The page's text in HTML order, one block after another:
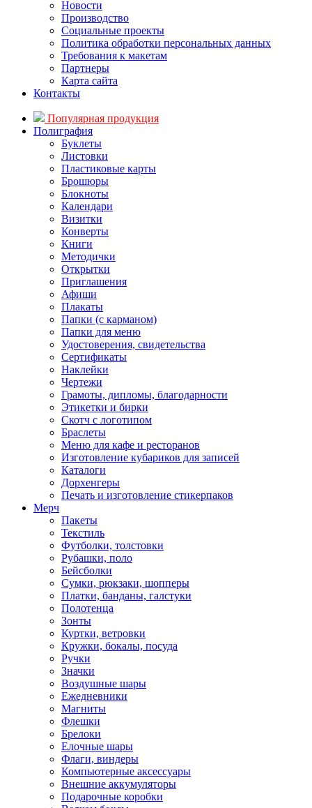
Новости
Производство
Социальные проекты
Политика обработки персональных данных
Требования к макетам
Партнеры
Карта сайта
Контакты
Популярная продукция
Полиграфия
Буклеты
Листовки
Пластиковые карты
Брошюры
Блокноты
Календари
Визитки
Конверты
Книги
Методички
Открытки
Приглашения
Афиши
Плакаты
Папки (с карманом)
Папки для меню
Удостоверения, свидетельства
Сертификаты
Наклейки
Чертежи
Грамоты, дипломы, благодарности
Этикетки и бирки
Скотч с логотипом
Браслеты
Меню для кафе и ресторанов
Изготовление кубариков для записей
Каталоги
Дорхенгеры
Печать и изготовление стикерпаков
Мерч
Пакеты
Текстиль
Футболки, толстовки
Рубашки, поло
Бейсболки
Cумки, рюкзаки, шопперы
Платки, банданы, галстуки
Полотенца
Зонты
Куртки, ветровки
Кружки, бокалы, посуда
Ручки
Значки
Воздушные шары
Ежедневники
Магниты
Флешки
Брелоки
Елочные шары
Флаги, виндеры
Компьютерные аксессуары
Внешние аккумуляторы
Подарочные коробки